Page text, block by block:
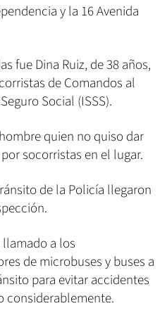
y la 16 Avenida
fue Dina Ruiz, de 38 años,
de Comandos al
Social (ISSS).
quien no quiso dar
socorristas en el lugar.
de la Policía llegaron
a los
de microbuses y buses a
para evitar accidentes
considerablemente.